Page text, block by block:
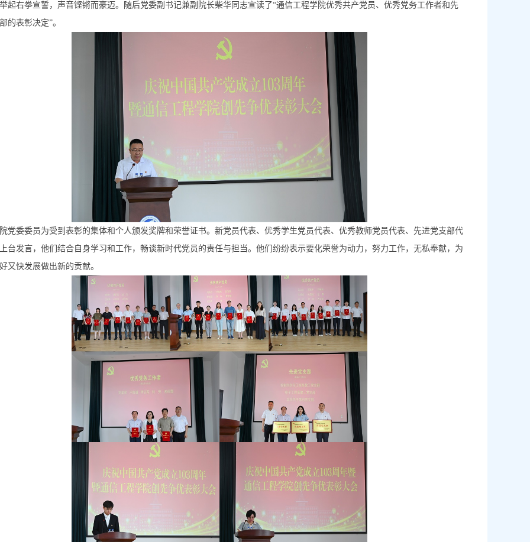
起右拳宣誓，声音铿锵而豪迈。随后党委副书记兼副院长柴华同志宣读了“通信工程学院优秀共产党员、优秀党务工作者和先
的表彰决定”。
党委委员为受到表彰的集体和个人颁发奖牌和荣誉证书。新党员代表、优秀学生党员代表、优秀教师党员代表、先进党支部代
台发言，他们结合自身学习和工作，畅谈新时代党员的责任与担当。他们纷纷表示要化荣誉为动力，努力工作，无私奉献，为
又快发展做出新的贡献。